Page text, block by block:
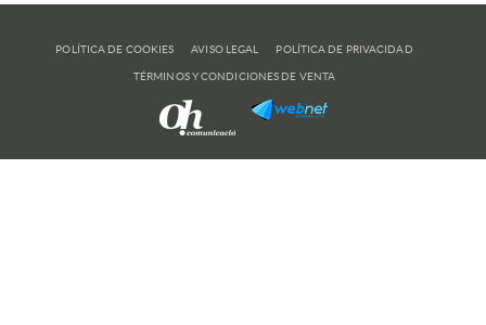
POLÍTICA DE COOKIES AVISO LEGAL POLÍTICA DE PRIVACIDAD
TÉRMINOS Y CONDICIONES DE VENTA